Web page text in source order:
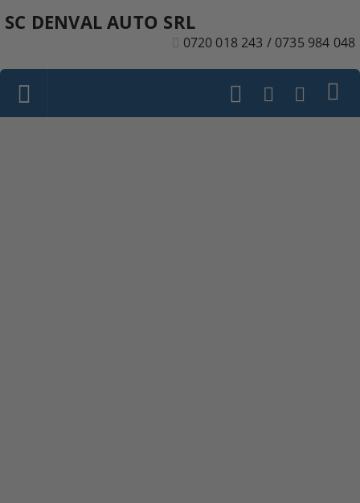
SC DENVAL AUTO SRL
0720 018 243 / 0735 984 048